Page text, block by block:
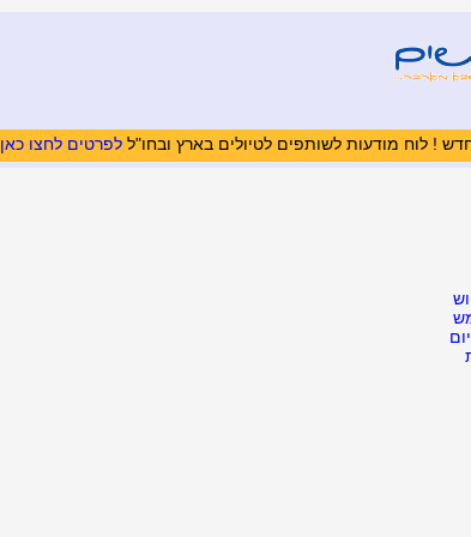
! לוח מודעות לשותפים לטיולים בארץ ובחו"ללפרטים לחצו כאן